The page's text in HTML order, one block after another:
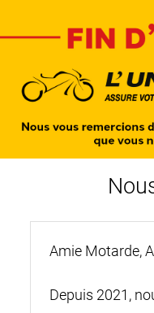
Amie Motarde,
Depuis 2021,